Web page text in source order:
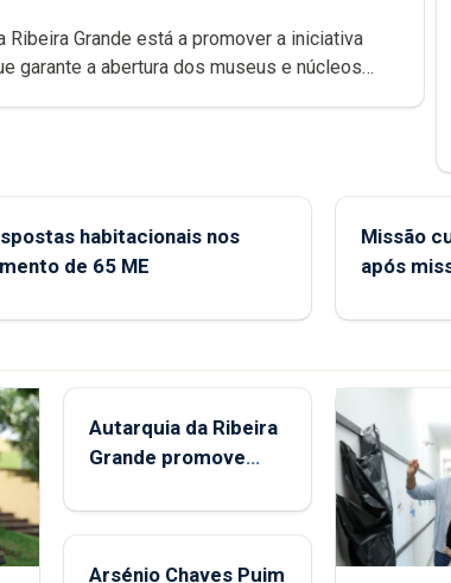
Ribeira Grande está a promover a iniciativa
garante a abertura dos museus e núcleos
habitacionais nos
de 65 ME
Missão
após
Autarquia da Ribeira
Grande promove
Verão"
Arsénio Chaves Puim